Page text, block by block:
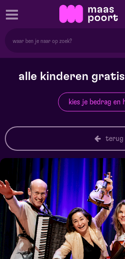
alle kinderen
kies je bedrag en
terug